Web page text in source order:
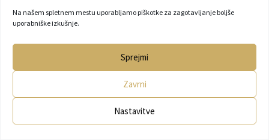
Na našem spletnem mestu uporabljamo piškotke za zagotavljanje boljše
uporabniške izkušnje.
Sprejmi
Zavrni
Nastavitve